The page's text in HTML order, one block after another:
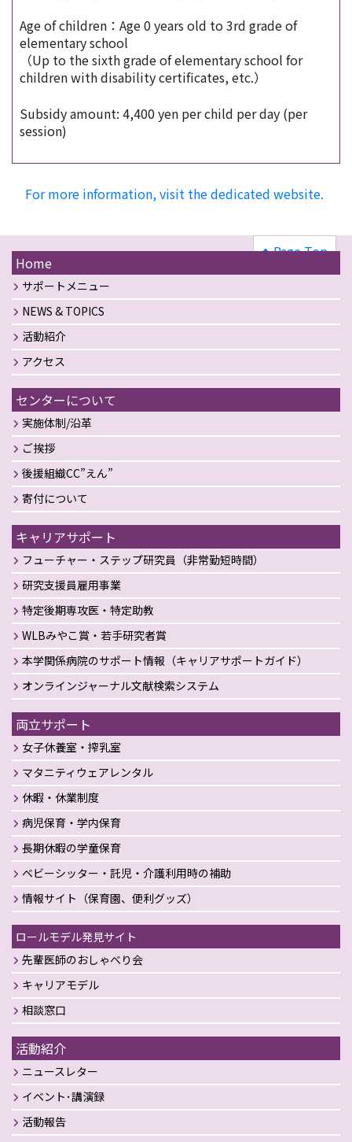
Age of children：Age 0 years old to 3rd grade of
elementary school
（Up to the sixth grade of elementary school for
children with disability certificates, etc.）
Subsidy amount: 4,400 yen per child per day (per
session)
For more information, visit the dedicated website.
Page Top
Home
サポートメニュー
NEWS & TOPICS
活動紹介
アクセス
センターについて
実施体制/沿革
ご挨拶
後援組織CC”えん”
寄付について
キャリアサポート
フューチャー・ステップ研究員（非常勤短時間）
研究支援員雇用事業
特定後期専攻医・特定助教
WLBみやこ賞・若手研究者賞
本学関係病院のサポート情報（キャリアサポートガイド）
オンラインジャーナル文献検索システム
両立サポート
女子休養室・搾乳室
マタニティウェアレンタル
休暇・休業制度
病児保育・学内保育
長期休暇の学童保育
ベビーシッター・託児・介護利用時の補助
情報サイト（保育園、便利グッズ）
ロールモデル発見サイト
先輩医師のおしゃべり会
キャリアモデル
相談窓口
活動紹介
ニュースレター
イベント･講演録
活動報告